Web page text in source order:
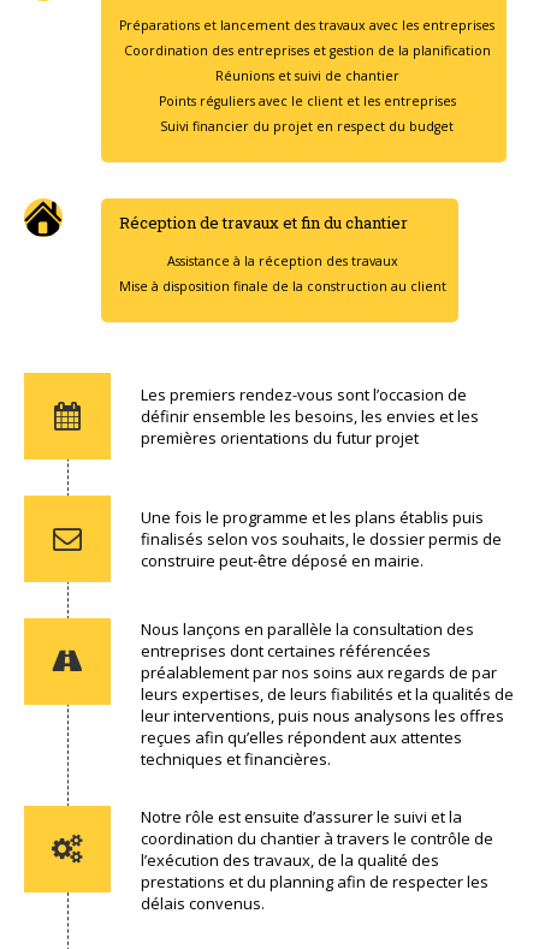
Préparations et lancement des travaux avec les entreprises
Coordination des entreprises et gestion de la planification
Réunions et suivi de chantier
Points réguliers avec le client et les entreprises
Suivi financier du projet en respect du budget
Réception de travaux et fin du chantier
Assistance à la réception des travaux
Mise à disposition finale de la construction au client
Les premiers rendez-vous sont l’occasion de
définir ensemble les besoins, les envies et les
premières orientations du futur projet
Une fois le programme et les plans établis puis
finalisés selon vos souhaits, le dossier permis de
construire peut-être déposé en mairie.
Nous lançons en parallèle la consultation des
entreprises dont certaines référencées
préalablement par nos soins aux regards de par
leurs expertises, de leurs fiabilités et la qualités de
leur interventions, puis nous analysons les offres
reçues afin qu’elles répondent aux attentes
techniques et financières.
Notre rôle est ensuite d’assurer le suivi et la
coordination du chantier à travers le contrôle de
l’exécution des travaux, de la qualité des
prestations et du planning afin de respecter les
délais convenus.